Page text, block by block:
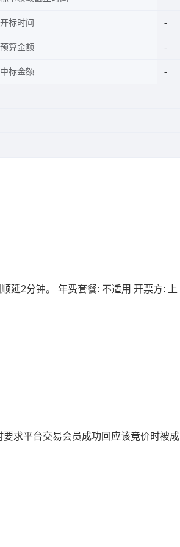
开标时间
预算金额
中标金额
延2分钟。 年费套餐: 不适用 开票方: 上
求平台交易会员成功回应该竞价时被成